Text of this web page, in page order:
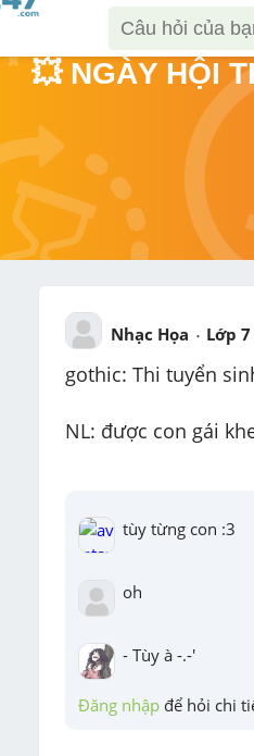
💥 NGÀY HỘI
Nhạc Họa Lớp 7
gothic: Thi tuyển
NL: được con gái
tùy từng con :3
oh
- Tùy à -.-'
Đăng nhập để hỏi chi